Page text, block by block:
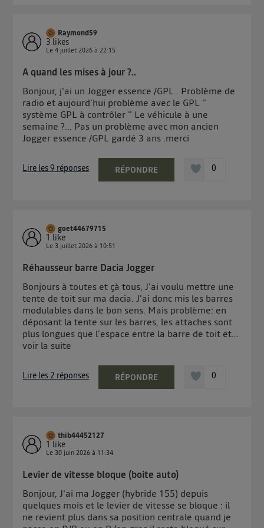
Raymond59
3 likes
Le4 juillet 2026 à22:15
A quand les mises à jour ?..
Bonjour, j'ai un Jogger essence /GPL . Problème de
radio et aujourd'hui problème avec le GPL "
système GPL à contrôler " Le véhicule à une
semaine ?... Pas un problème avec mon ancien
Jogger essence /GPL gardé 3 ans .merci
Lire les 9 réponses RÉPONDRE 0
goet44679715
1like
Le3 juillet 2026 à 10:51
Réhausseur barre Dacia Jogger
Bonjours à toutes et çà tous, J'ai voulu mettre une
tente de toit sur ma dacia. J'ai donc mis les barres
modulables dans le bon sens. Mais problème: en
déposant la tente sur les barres, les attaches sont
plus longues que l'espace entre la barre de toit et...
voir la suite
Lire les 2 réponses RÉPONDRE 0
thib44452127
1like
Le30 juin 2026 à 11:34
Levier de vitesse bloque (boite auto)
Bonjour, J'ai ma Jogger (hybride 155) depuis
quelques mois et le levier de vitesse se bloque : il
ne revient plus dans sa position centrale quand je